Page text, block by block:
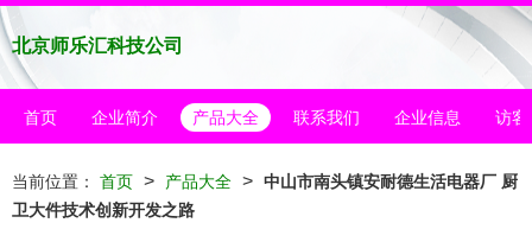
北京师乐汇科技公司
首页 企业简介 产品大全 联系我们 企业信息 访客
当前位置： 首页 > 产品大全 > 中山市南头镇安耐德生活电器厂 厨
卫大件技术创新开发之路